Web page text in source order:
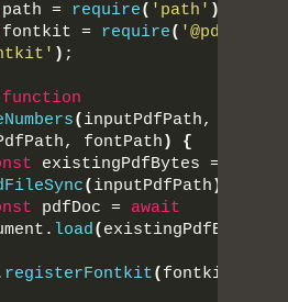
path = require( 'path' )
fontkit = require( '@pdf-
) ;
function
( inputPdfPath,
fontPath )
{
existingPdfBytes =
( inputPdfPath )
pdfDoc = await
load( existingPdfBytes
registerFontkit( fontkit